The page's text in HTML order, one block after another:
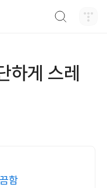
하게 스레
함